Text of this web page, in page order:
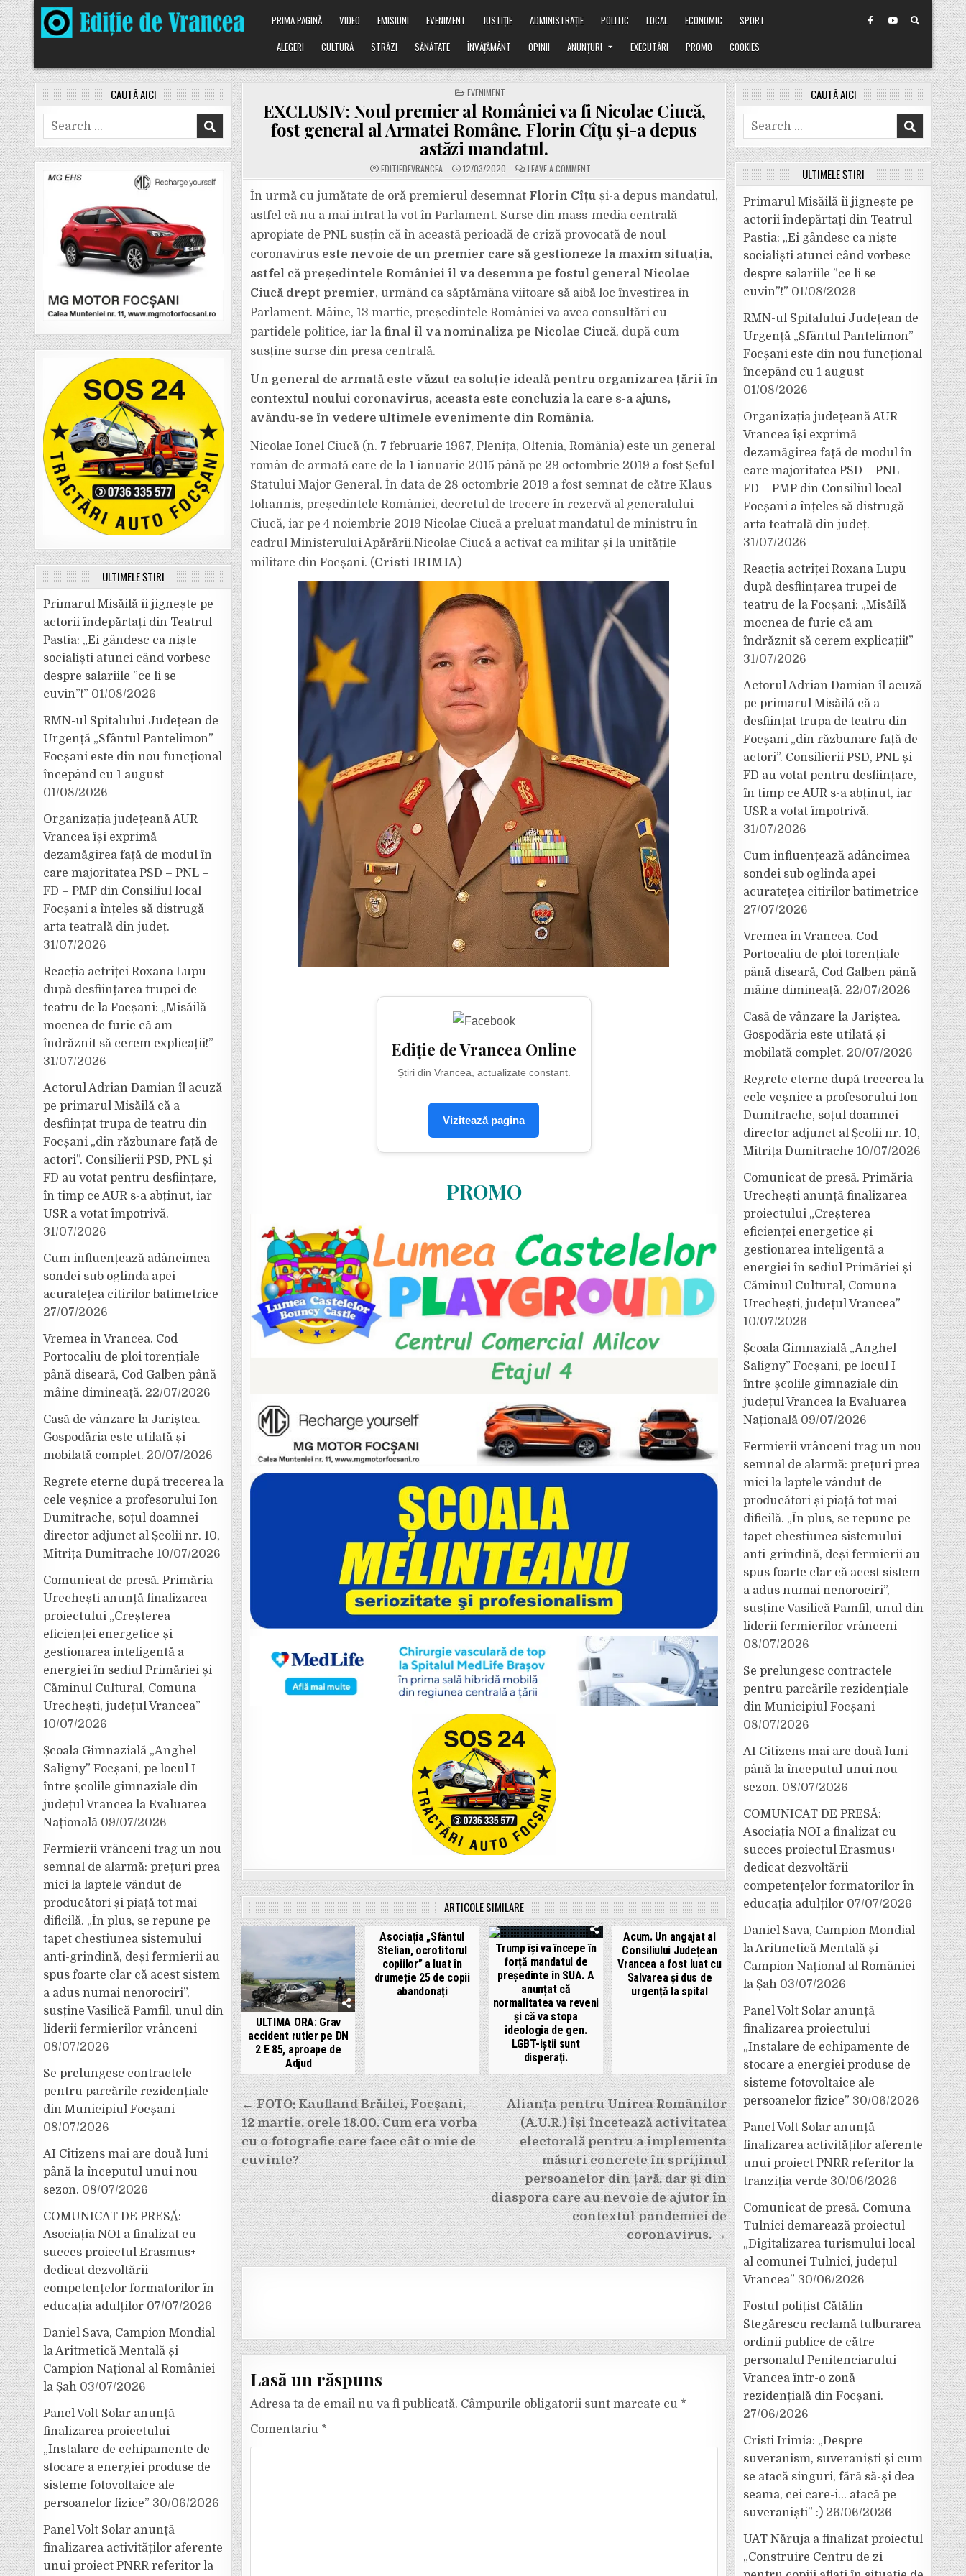
Skip
to
content
PRIMA PAGINĂ VIDEO EMISIUNI EVENIMENT JUSTIȚIE ADMINISTRAȚIE POLITIC LOCAL ECONOMIC
SPORT
ALEGERI
CULTURĂ STRĂZI SĂNĂTATE ÎNVĂȚĂMÂNT OPINII ANUNȚURI EXECUTĂRI PROMO COOKIES
POSTED
IN
EVENIMENT
EXCLUSIV: Noul premier al României va fi Nicolae Ciucă,
fost general al Armatei Române. Florin Cîțu și-a depus
astăzi mandatul.
EDITIEDEVRANCEA 12/03/2020 LEAVE A COMMENTON
EXCLUSIV:
PREMIER
AL
ROMÂNIEI
VA
NICOLAE
FOST
AL
ARMATEI
ROMÂNE.
FLORIN
ȘI-
DEPUS
ASTĂZI
În urmă cu jumătate de oră premierul desemnat Florin Cîțuși-a depus mandatul,
astfel că nu a mai intrat la vot în Parlament. Surse din mass-media centrală
apropiate de PNL susțin că în această perioadă de criză provocată de noul
coronaviruseste nevoie de un premier care să gestioneze la maxim situația,
astfel că președintele României îl va desemna pe fostul general Nicolae
Ciucă drept premier, urmând ca săptămâna viitoare să aibă loc învestirea în
Parlament. Mâine, 13 martie, președintele României va avea consultări cu
partidele politice, iar la final îl va nominaliza pe Nicolae Ciucă, după cum
susține surse din presa centrală.
Un general de armată este văzut ca soluție ideală pentru organizarea țării în
contextul noului coronavirus, aceasta este concluzia la care s-a ajuns,
avându-se în vedere ultimele evenimente din România.
Nicolae Ionel Ciucă (n. 7 februarie 1967, Plenița, Oltenia, România) este un general
român de armată care de la 1 ianuarie 2015 până pe 29 octombrie 2019 a fost Șeful
Statului Major General. În data de 28 octombrie 2019 a fost semnat de către Klaus
Iohannis, președintele României, decretul de trecere în rezervă al generalului
Ciucă, iar pe 4 noiembrie 2019 Nicolae Ciucă a preluat mandatul de ministru în
cadrul Ministerului Apărării.Nicolae Ciucă a activat ca militar și la unitățile
militare din Focșani. (Cristi IRIMIA)
Ediție de Vrancea Online
Știri din Vrancea, actualizate constant.
Vizitează pagina
PROMO
ARTICOLE SIMILARE
ULTIMA ORA: Grav
accident rutier pe DN
2 E 85, aproape de
Adjud
Asociația „Sfântul
Stelian, ocrotitorul
copiilor” a luat în
drumeție 25 de copii
abandonați
Trump își va începe în
forță mandatul de
președinte în SUA. A
anunțat că
normalitatea va reveni
și că va stopa
ideologia de gen.
LGBT-iștii sunt
disperați.
Acum. Un angajat al
Consiliului Județean
Vrancea a fost luat cu
Salvarea și dus de
urgență la spital
Navigare
în
articole
Alianța pentru Unirea Românilor
(A.U.R.) își încetează activitatea
electorală pentru a implementa
măsuri concrete în sprijinul
persoanelor din țară, dar și din
diaspora care au nevoie de ajutor în
contextul pandemiei de
coronavirus. →
← FOTO: Kaufland Brăilei, Focșani,
12 martie, orele 18.00. Cum era vorba
cu o fotografie care face cât o mie de
cuvinte?
Lasă un răspuns
Adresa ta de email nu va fi publicată. Câmpurile obligatorii sunt marcate cu *
Comentariu *
CAUTĂ AICI
Search
for:
ULTIMELE ȘTIRI
Primarul Misăilă îi jignește pe
actorii îndepărtați din Teatrul
Pastia: „Ei gândesc ca niște
socialiști atunci când vorbesc
despre salariile ”ce li se
cuvin”!” 01/08/2026
RMN-ul Spitalului Județean de
Urgență „Sfântul Pantelimon”
Focșani este din nou funcțional
începând cu 1 august
01/08/2026
Organizația județeană AUR
Vrancea își exprimă
dezamăgirea față de modul în
care majoritatea PSD – PNL –
FD – PMP din Consiliul local
Focșani a înțeles să distrugă
arta teatrală din județ.
31/07/2026
Reacția actriței Roxana Lupu
după desființarea trupei de
teatru de la Focșani: „Misăilă
mocnea de furie că am
îndrăznit să cerem explicații!”
31/07/2026
Actorul Adrian Damian îl acuză
pe primarul Misăilă că a
desființat trupa de teatru din
Focșani „din răzbunare față de
actori”. Consilierii PSD, PNL și
FD au votat pentru desființare,
în timp ce AUR s-a abținut, iar
USR a votat împotrivă.
31/07/2026
Cum influențează adâncimea
sondei sub oglinda apei
acuratețea citirilor batimetrice
27/07/2026
Vremea în Vrancea. Cod
Portocaliu de ploi torențiale
până diseară, Cod Galben până
mâine dimineață. 22/07/2026
Casă de vânzare la Jariștea.
Gospodăria este utilată și
mobilată complet. 20/07/2026
Regrete eterne după trecerea la
cele veșnice a profesorului Ion
Dumitrache, soțul doamnei
director adjunct al Școlii nr. 10,
Mitrița Dumitrache 10/07/2026
Comunicat de presă. Primăria
Urechești anunță finalizarea
proiectului „Creșterea
eficienței energetice și
gestionarea inteligentă a
energiei în sediul Primăriei și
Căminul Cultural, Comuna
Urechești, județul Vrancea”
10/07/2026
Școala Gimnazială „Anghel
Saligny” Focșani, pe locul I
între școlile gimnaziale din
județul Vrancea la Evaluarea
Națională 09/07/2026
Fermierii vrânceni trag un nou
semnal de alarmă: prețuri prea
mici la laptele vândut de
producători și piață tot mai
dificilă. „În plus, se repune pe
tapet chestiunea sistemului
anti-grindină, deși fermierii au
spus foarte clar că acest sistem
a adus numai nenorociri”,
susține Vasilică Pamfil, unul din
liderii fermierilor vrânceni
08/07/2026
Se prelungesc contractele
pentru parcările rezidențiale
din Municipiul Focșani
08/07/2026
AI Citizens mai are două luni
până la începutul unui nou
sezon. 08/07/2026
COMUNICAT DE PRESĂ:
Asociația NOI a finalizat cu
succes proiectul Erasmus+
dedicat dezvoltării
competențelor formatorilor în
educația adulților 07/07/2026
Daniel Sava, Campion Mondial
la Aritmetică Mentală și
Campion Național al României
la Șah 03/07/2026
Panel Volt Solar anunță
finalizarea proiectului
„Instalare de echipamente de
stocare a energiei produse de
sisteme fotovoltaice ale
persoanelor fizice” 30/06/2026
Panel Volt Solar anunță
finalizarea activităților aferente
unui proiect PNRR referitor la
CAUTĂ AICI
Search
for:
ULTIMELE ȘTIRI
Primarul Misăilă îi jignește pe
actorii îndepărtați din Teatrul
Pastia: „Ei gândesc ca niște
socialiști atunci când vorbesc
despre salariile ”ce li se
cuvin”!” 01/08/2026
RMN-ul Spitalului Județean de
Urgență „Sfântul Pantelimon”
Focșani este din nou funcțional
începând cu 1 august
01/08/2026
Organizația județeană AUR
Vrancea își exprimă
dezamăgirea față de modul în
care majoritatea PSD – PNL –
FD – PMP din Consiliul local
Focșani a înțeles să distrugă
arta teatrală din județ.
31/07/2026
Reacția actriței Roxana Lupu
după desființarea trupei de
teatru de la Focșani: „Misăilă
mocnea de furie că am
îndrăznit să cerem explicații!”
31/07/2026
Actorul Adrian Damian îl acuză
pe primarul Misăilă că a
desființat trupa de teatru din
Focșani „din răzbunare față de
actori”. Consilierii PSD, PNL și
FD au votat pentru desființare,
în timp ce AUR s-a abținut, iar
USR a votat împotrivă.
31/07/2026
Cum influențează adâncimea
sondei sub oglinda apei
acuratețea citirilor batimetrice
27/07/2026
Vremea în Vrancea. Cod
Portocaliu de ploi torențiale
până diseară, Cod Galben până
mâine dimineață. 22/07/2026
Casă de vânzare la Jariștea.
Gospodăria este utilată și
mobilată complet. 20/07/2026
Regrete eterne după trecerea la
cele veșnice a profesorului Ion
Dumitrache, soțul doamnei
director adjunct al Școlii nr. 10,
Mitrița Dumitrache 10/07/2026
Comunicat de presă. Primăria
Urechești anunță finalizarea
proiectului „Creșterea
eficienței energetice și
gestionarea inteligentă a
energiei în sediul Primăriei și
Căminul Cultural, Comuna
Urechești, județul Vrancea”
10/07/2026
Școala Gimnazială „Anghel
Saligny” Focșani, pe locul I
între școlile gimnaziale din
județul Vrancea la Evaluarea
Națională 09/07/2026
Fermierii vrânceni trag un nou
semnal de alarmă: prețuri prea
mici la laptele vândut de
producători și piață tot mai
dificilă. „În plus, se repune pe
tapet chestiunea sistemului
anti-grindină, deși fermierii au
spus foarte clar că acest sistem
a adus numai nenorociri”,
susține Vasilică Pamfil, unul din
liderii fermierilor vrânceni
08/07/2026
Se prelungesc contractele
pentru parcările rezidențiale
din Municipiul Focșani
08/07/2026
AI Citizens mai are două luni
până la începutul unui nou
sezon. 08/07/2026
COMUNICAT DE PRESĂ:
Asociația NOI a finalizat cu
succes proiectul Erasmus+
dedicat dezvoltării
competențelor formatorilor în
educația adulților 07/07/2026
Daniel Sava, Campion Mondial
la Aritmetică Mentală și
Campion Național al României
la Șah 03/07/2026
Panel Volt Solar anunță
finalizarea proiectului
„Instalare de echipamente de
stocare a energiei produse de
sisteme fotovoltaice ale
persoanelor fizice” 30/06/2026
Panel Volt Solar anunță
finalizarea activităților aferente
unui proiect PNRR referitor la
tranziția verde 30/06/2026
Comunicat de presă. Comuna
Tulnici demarează proiectul
„Digitalizarea turismului local
al comunei Tulnici, județul
Vrancea” 30/06/2026
Fostul polițist Cătălin
Stegărescu reclamă tulburarea
ordinii publice de către
personalul Penitenciarului
Vrancea într-o zonă
rezidențială din Focșani.
27/06/2026
Cristi Irimia: „Despre
suveranism, suveraniști și cum
se atacă singuri, fără să-și dea
seama, cei care-i… atacă pe
suveraniști” :) 26/06/2026
UAT Năruja a finalizat proiectul
„Construire Centru de zi